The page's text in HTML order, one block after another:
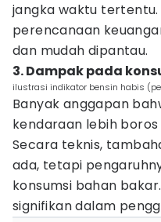
jangka waktu
perencanaan
dan mudah dipantau.
3. Dampak pada
ilustrasi indikator bensin habis
Banyak anggapan
kendaraan lebih
Secara teknis,
ada, tetapi
konsumsi bahan
signifikan dalam